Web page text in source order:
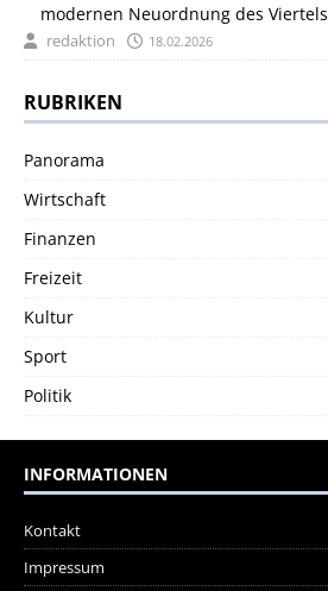
modernen Neuordnung des Viertels
redaktion 18.02.2026
RUBRIKEN
Panorama
Wirtschaft
Finanzen
Freizeit
Kultur
Sport
Politik
INFORMATIONEN
Kontakt
Impressum